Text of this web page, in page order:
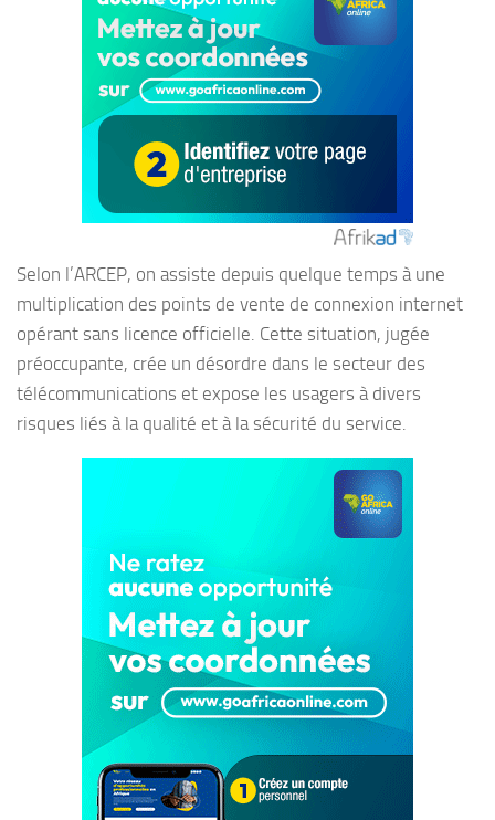
Selon l’ARCEP, on assiste depuis quelque temps à une
multiplication des points de vente de connexion internet
opérant sans licence officielle. Cette situation, jugée
préoccupante, crée un désordre dans le secteur des
télécommunications et expose les usagers à divers
risques liés à la qualité et à la sécurité du service.